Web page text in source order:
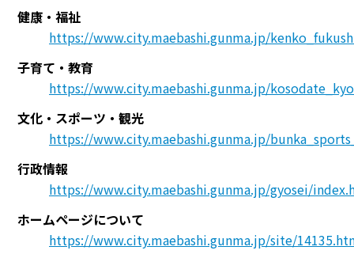
健康・福祉
https://www.city.maebashi.gunma.jp/
子育て・教育
https://www.city.maebashi.gunma.jp/
文化・スポーツ・観光
https://www.city.maebashi.gunma.jp/
行政情報
https://www.city.maebashi.gunma.jp/gyosei/
ホームページについて
https://www.city.maebashi.gunma.jp/site/